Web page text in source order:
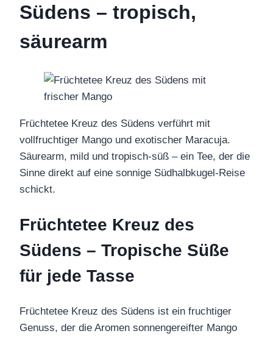
Südens – tropisch,
säurearm
Früchtetee Kreuz des Südens verführt mit
vollfruchtiger Mango und exotischer Maracuja.
Säurearm, mild und tropisch-süß – ein Tee, der die
Sinne direkt auf eine sonnige Südhalbkugel-Reise
schickt.
Früchtetee Kreuz des
Südens – Tropische Süße
für jede Tasse
Früchtetee Kreuz des Südens ist ein fruchtiger
Genuss, der die Aromen sonnengereifter Mango